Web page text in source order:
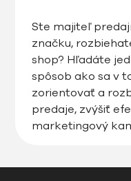
Ste majiteľ
značku,
shop? Hľadáte
spôsob ako sa v
zorientovať a
predaje, zvýšiť
marketingový